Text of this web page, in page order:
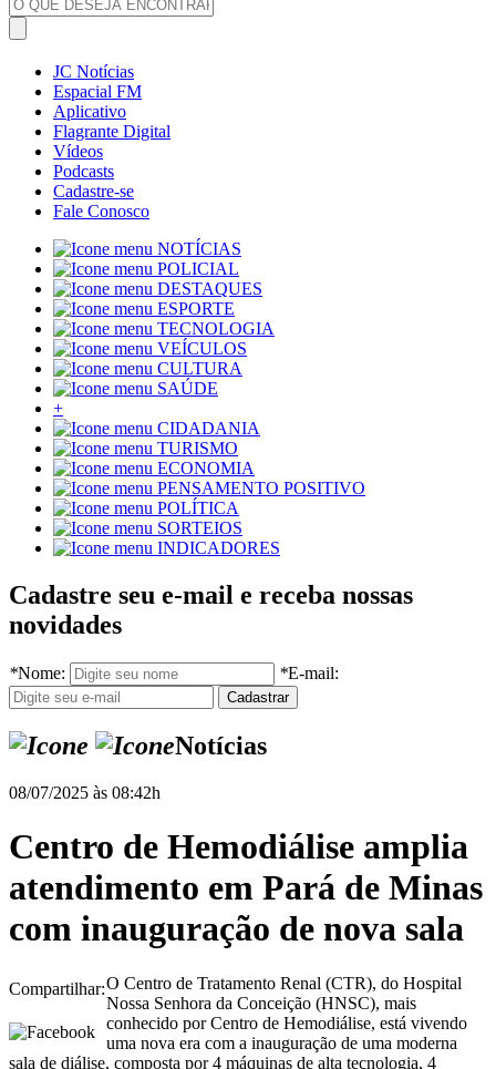
JC Notícias
Espacial FM
Aplicativo
Flagrante Digital
Vídeos
Podcasts
Cadastre-se
Fale Conosco
NOTÍCIAS
POLICIAL
DESTAQUES
ESPORTE
TECNOLOGIA
VEÍCULOS
CULTURA
SAÚDE
+
CIDADANIA
TURISMO
ECONOMIA
PENSAMENTO POSITIVO
POLÍTICA
SORTEIOS
INDICADORES
Cadastre seu e-mail e receba nossas
novidades
*Nome: *E-mail:
Notícias
08/07/2025 às 08:42h
Centro de Hemodiálise amplia
atendimento em Pará de Minas
com inauguração de nova sala
Compartilhar:O Centro de Tratamento Renal (CTR), do Hospital
Nossa Senhora da Conceição (HNSC), mais
conhecido por Centro de Hemodiálise, está vivendo
uma nova era com a inauguração de uma moderna
sala de diálise, composta por 4 máquinas de alta tecnologia, 4